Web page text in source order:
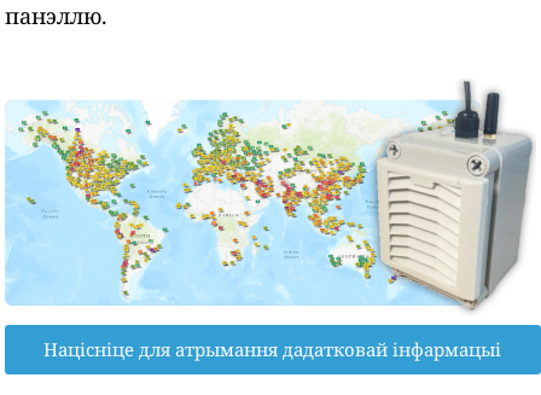
панэллю.
Націсніце для атрымання дадатковай інфармацыі